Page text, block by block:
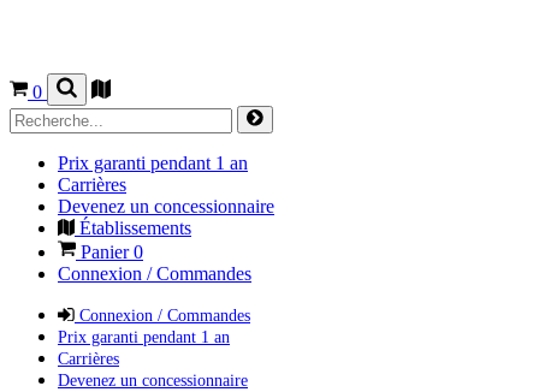
0
Prix garanti pendant 1 an
Carrières
Devenez un concessionnaire
Établissements
Panier0
Connexion / Commandes
Connexion / Commandes
Prix garanti pendant 1 an
Carrières
Devenez un concessionnaire